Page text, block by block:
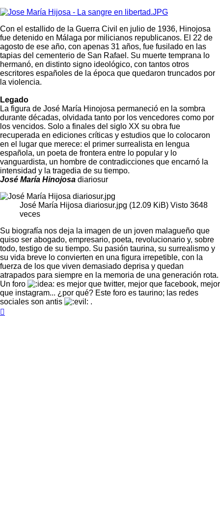
Con el estallido de la Guerra Civil en julio de 1936, Hinojosa
fue detenido en Málaga por milicianos republicanos. El 22 de
agosto de ese año, con apenas 31 años, fue fusilado en las
tapias del cementerio de San Rafael. Su muerte temprana lo
hermanó, en distinto signo ideológico, con tantos otros
escritores españoles de la época que quedaron truncados por
la violencia.
Legado
La figura de José María Hinojosa permaneció en la sombra
durante décadas, olvidada tanto por los vencedores como por
los vencidos. Solo a finales del siglo XX su obra fue
recuperada en ediciones críticas y estudios que lo colocaron
en el lugar que merece: el primer surrealista en lengua
española, un poeta de frontera entre lo popular y lo
vanguardista, un hombre de contradicciones que encarnó la
intensidad y la tragedia de su tiempo.
José María Hinojosa diariosur
José María Hijosa diariosur.jpg (12.09 KiB) Visto 3648
veces
Su biografía nos deja la imagen de un joven malagueño que
quiso ser abogado, empresario, poeta, revolucionario y, sobre
todo, testigo de su tiempo. Su pasión taurina, su surrealismo y
su vida breve lo convierten en una figura irrepetible, con la
fuerza de los que viven demasiado deprisa y quedan
atrapados para siempre en la memoria de una generación rota.
Un foro
es mejor que twitter, mejor que facebook, mejor
que instagram... ¿por qué? Este foro es taurino; las redes
sociales son antis
.